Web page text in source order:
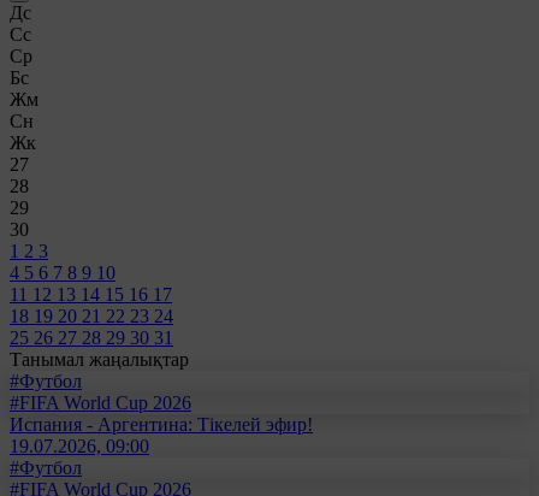
Дс
Сс
Ср
Бс
Жм
Сн
Жк
27
28
29
30
1 2 3
4 5 6 7 8 9 10
11 12 13 14 15 16 17
18 19 20 21 22 23 24
25 26 27 28 29 30 31
Танымал жаңалықтар
#Футбол
#FIFA World Cup 2026
Испания - Аргентина: Тікелей эфир!
19.07.2026, 09:00
#Футбол
#FIFA World Cup 2026